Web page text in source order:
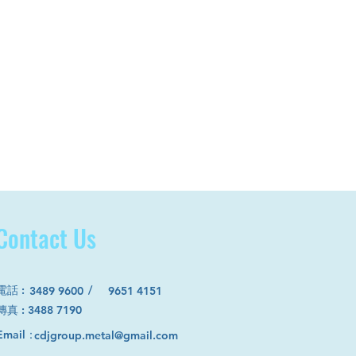
9651 4151
話 : /
：cdjgroup.metal@gmail.com
Us
3489 9600
真 : 3488 7190